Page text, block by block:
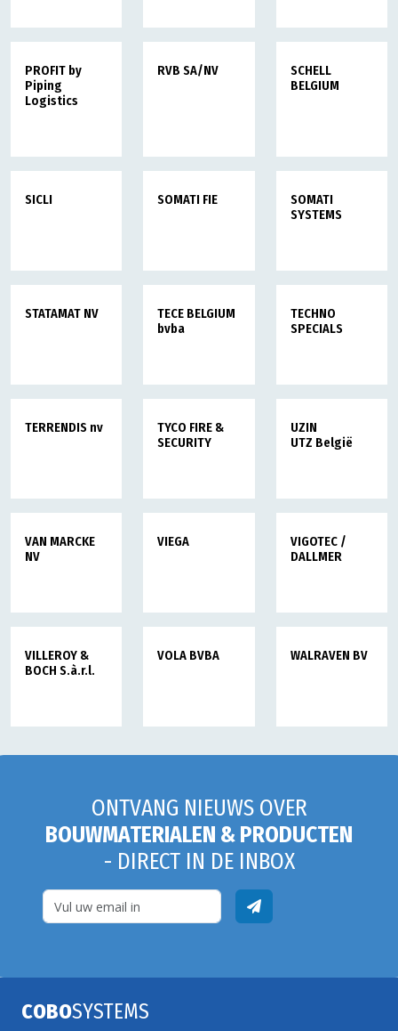
PROFIT by
Piping
Logistics
RVB SA/NV
SCHELL
BELGIUM
SICLI SOMATI FIE
SOMATI
SYSTEMS
STATAMAT NV
TECE BELGIUM
bvba
TECHNO
SPECIALS
TERRENDIS nv
TYCO FIRE &
SECURITY
UZIN
UTZ België
VAN MARCKE
NV
VIEGA
VIGOTEC /
DALLMER
VILLEROY &
BOCH S.à.r.l.
VOLA BVBA WALRAVEN BV
ONTVANG NIEUWS OVER
BOUWMATERIALEN & PRODUCTEN
- DIRECT IN DE INBOX
COBOSYSTEMS